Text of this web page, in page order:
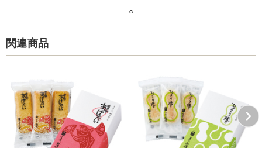
○
関連商品